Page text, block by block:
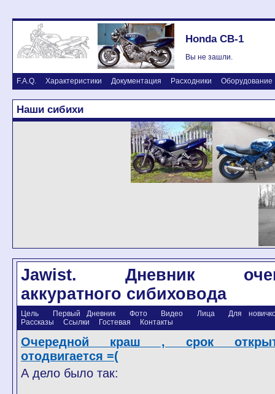
Honda CB-1
Вы не зашли.
F.A.Q. Характеристики Документация Расходники Оборудование
Наши сибихи
Jawist. Дневник
аккуратного сибиховода
Цель Первый Дневник Фото Видео Лица
Для
Рассказы
Ссылки Гостевая Контакты
Очередной краш , срок
отодвигается =(
А дело было так: